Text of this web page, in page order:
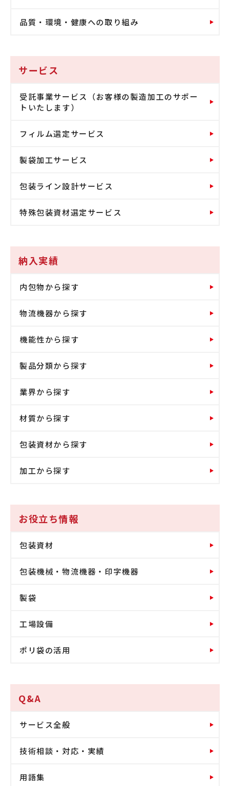
品質・環境・健康への取り組み
サービス
受託事業サービス（お客様の製造加工のサポー
トいたします）
フィルム選定サービス
製袋加工サービス
包装ライン設計サービス
特殊包装資材選定サービス
納入実績
内包物から探す
物流機器から探す
機能性から探す
製品分類から探す
業界から探す
材質から探す
包装資材から探す
加工から探す
お役立ち情報
包装資材
包装機械・物流機器・印字機器
製袋
工場設備
ポリ袋の活用
Q&A
サービス全般
技術相談・対応・実績
用語集